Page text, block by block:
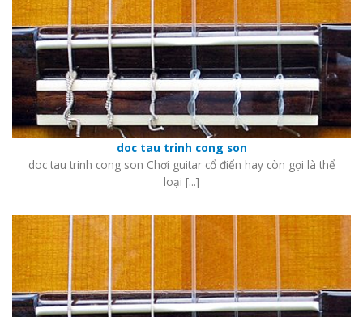
doc tau trinh cong son
doc tau trinh cong son Chơi guitar cổ điển hay còn gọi là thể
loại [...]